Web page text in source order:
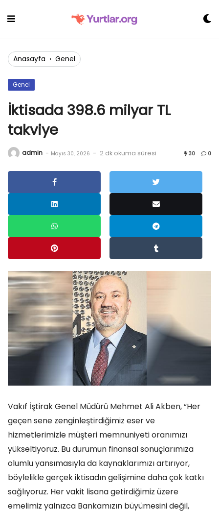
Anasayfa › Genel
Genel
İktisada 398.6 milyar TL
takviye
admin - Mayıs 30, 2026 - 2 dk okuma süresi 30 0
Vakıf İştirak Genel Müdürü Mehmet Ali Akben, “Her
geçen sene zenginleştirdiğimiz eser ve
hizmetlerimizle müşteri memnuniyeti oranımızı
yükseltiyoruz. Bu durumun finansal sonuçlarımıza
olumlu yansımasıyla da kaynaklarımızı artırıyor,
böylelikle gerçek iktisadın gelişimine daha çok katkı
sağlıyoruz. Her vakit lisana getirdiğimiz üzere
emelimiz yalnızca Bankamızın büyümesini değil,